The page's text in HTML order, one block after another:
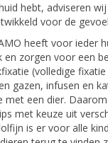
hebt, adviseren
voor de
heeft voor ieder
en zorgen voor een
(volledige
gazen, infusen en
met een dier.
met keuze uit
is er voor alle